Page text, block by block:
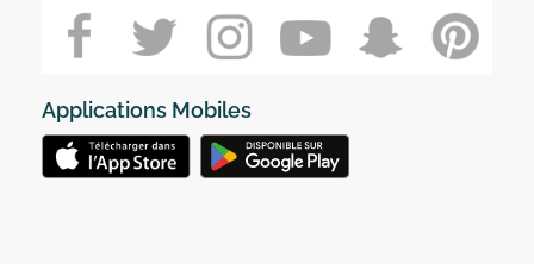
Applications Mobiles